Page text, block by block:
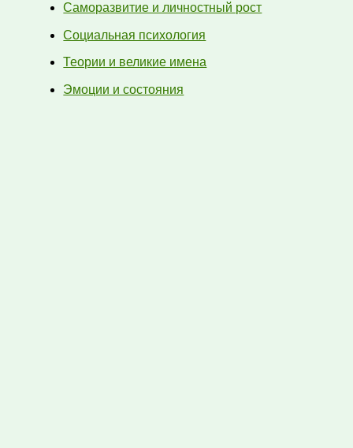
Саморазвитие и личностный рост
Социальная психология
Теории и великие имена
Эмоции и состояния